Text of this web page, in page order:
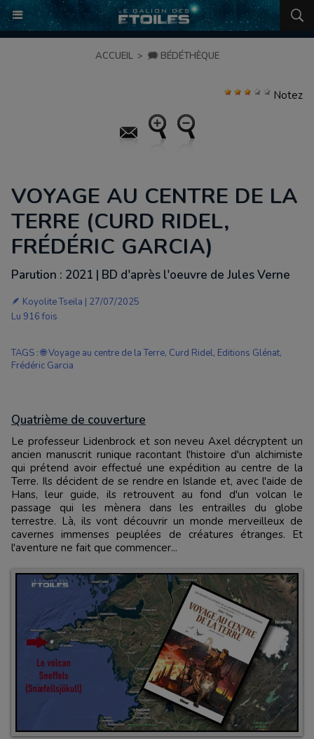
ACCUEIL > 🗯️ BÉDÉTHÈQUE
Notez
VOYAGE AU CENTRE DE LA
TERRE (CURD RIDEL,
FRÉDÉRIC GARCIA)
Parution : 2021 | BD d'après l'oeuvre de Jules Verne
🪶 Koyolite Tseila | 27/07/2025
Lu 916 fois
TAGS :🌐 Voyage au centre de la Terre, Curd Ridel, Editions Glénat,
Frédéric Garcia
Quatrième de couverture
Le professeur Lidenbrock et son neveu Axel décryptent un
ancien manuscrit runique racontant l'histoire d'un alchimiste
qui prétend avoir effectué une expédition au centre de la
Terre. Ils décident de se rendre en Islande et, avec l'aide de
Hans, leur guide, ils retrouvent au fond d'un volcan le
passage qui les mènera dans les entrailles du globe
terrestre. Là, ils vont découvrir un monde merveilleux de
cavernes immenses peuplées de créatures étranges. Et
l'aventure ne fait que commencer...